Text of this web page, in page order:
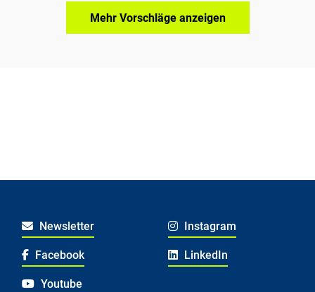
Mehr Vorschläge anzeigen
Newsletter Instagram
Facebook LinkedIn
Youtube